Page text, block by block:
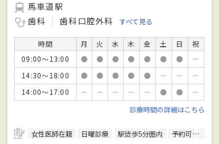
馬車道駅
歯科
歯科口腔外科 すべて見る
時間 月 火 水 木 金 土 日
祝
09:00～13:00
● ● ● ● ● ● ●
－
14:30～18:00
● ● ● ● ● － －
－
14:00～17:00
－ － － － － ● ●
－
診療時間の詳細はこちら
女性医師在籍 日曜診療 駅徒歩5分圏内 予約可